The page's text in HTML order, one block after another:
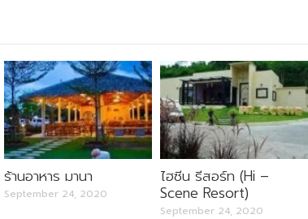
ร้านอาหาร มานา
September 24, 2020
ไฮซีน รีสอร์ท (Hi –
Scene Resort)
September 24, 2020
ครัวลุงลอยป่าลั่น